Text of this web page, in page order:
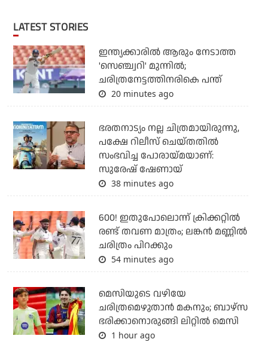
LATEST STORIES
ഇന്ത്യക്കാരില്‍ ആരും നേടാത്ത
'സെഞ്ച്വറി' മുന്നില്‍;
ചരിത്രനേട്ടത്തിനരികെ പന്ത്
20 minutes ago
ഭരതനാട്യം നല്ല ചിത്രമായിരുന്നു,
പക്ഷേ റിലീസ് ചെയ്തതില്‍
സംഭവിച്ച പോരായ്മയാണ്:
സുരേഷ് ഷേണായ്
38 minutes ago
600! ഇതുപോലൊന്ന് ക്രിക്കറ്റില്‍
രണ്ട് തവണ മാത്രം; ലങ്കന്‍ മണ്ണില്‍
ചരിത്രം പിറക്കും
54 minutes ago
മെസിയുടെ വഴിയേ
ചരിത്രമെഴുതാന്‍ മകനും; ബാഴ്‌സ
ഭരിക്കാനൊരുങ്ങി ലിറ്റില്‍ മെസി
1 hour ago